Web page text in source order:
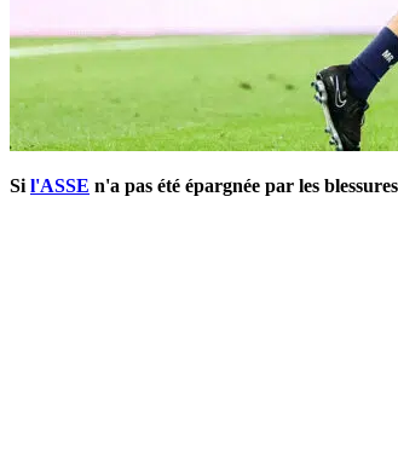
Si l'ASSE n'a pas été épargnée par les